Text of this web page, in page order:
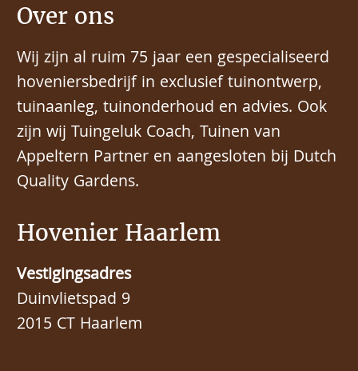
Hovenier Haarlem
Vestigingsadres
Duinvlietspad 9
2015 CT Haarlem
Over ons
Wij zijn al ruim 75 jaar een gespecialiseerd
hoveniersbedrijf in exclusief tuinontwerp,
tuinaanleg, tuinonderhoud en advies. Ook
zijn wij Tuingeluk Coach, Tuinen van
Appeltern Partner en aangesloten bij Dutch
Quality Gardens.